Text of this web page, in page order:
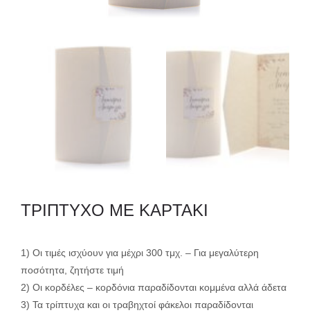
ΤΡΙΠΤΥΧΟ ΜΕ ΚΑΡΤΑΚΙ
1) Οι τιμές ισχύουν για μέχρι 300 τμχ. – Για μεγαλύτερη
ποσότητα, ζητήστε τιμή
2) Οι κορδέλες – κορδόνια παραδίδονται κομμένα αλλά άδετα
3) Τα τρίπτυχα και οι τραβηχτοί φάκελοι παραδίδονται